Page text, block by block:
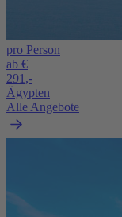
pro Person
ab €
291,-
Ägypten
Alle Angebote